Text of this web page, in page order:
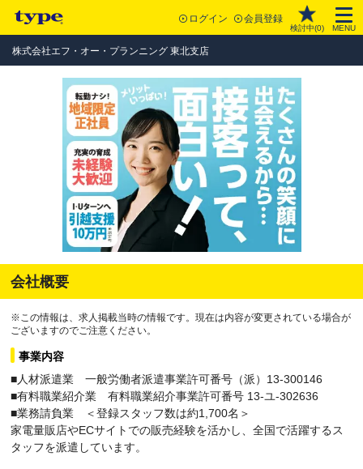
ログイン 会員登録
検討中(0) MENU
株式会社エフ・オー・プランニング 東北支店
会社概要
※この情報は、求人掲載当時の情報です。現在は内容が変更されている場合が
ございますのでご注意ください。
事業内容
■人材派遣業 一般労働者派遣事業許可番号（派）13-300146
■有料職業紹介業 有料職業紹介事業許可番号 13-ユ-302636
■業務請負業 ＜登録スタッフ数は約1,700名＞
家電量販店やECサイトでの販売経験を活かし、全国で活躍するス
タッフを派遣しています。